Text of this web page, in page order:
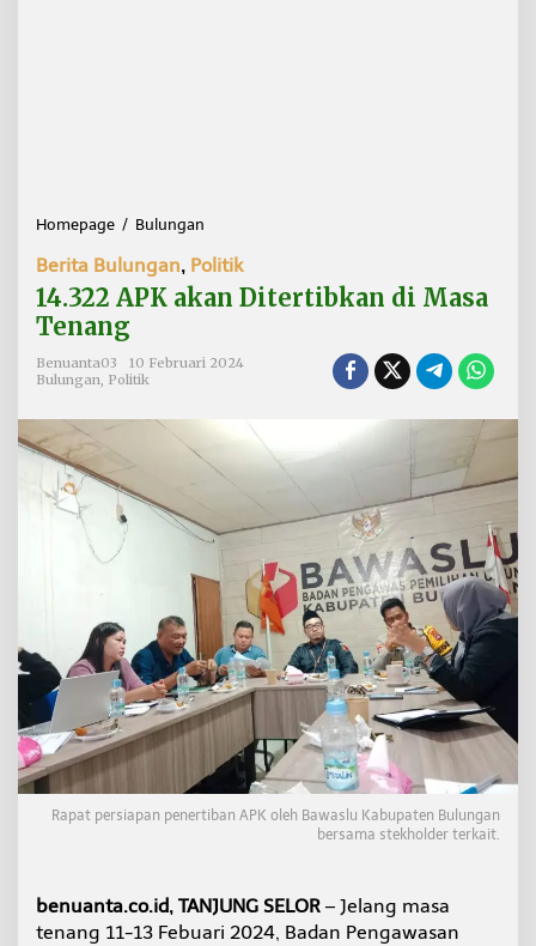
Homepage / Bulungan
.
3
2
a
i
t
b
k
a
n
a
n
a
Berita Bulungan, Politik
14.322 APK akan Ditertibkan di Masa
Tenang
Benuanta03
10 Februari 2024
Bulungan Politik
Rapat persiapan penertiban APK oleh Bawaslu Kabupaten Bulungan
bersama stekholder terkait.
benuanta.co.id, TANJUNG SELOR – Jelang masa
tenang 11-13 Febuari 2024, Badan Pengawasan